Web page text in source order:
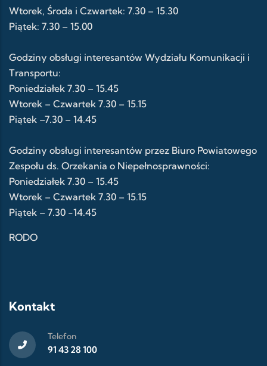
Wtorek, Środa i Czwartek: 7.30 – 15.30
Piątek: 7.30 – 15.00
Godziny obsługi interesantów Wydziału Komunikacji i
Transportu:
Poniedziałek 7.30 – 15.45
Wtorek – Czwartek 7.30 – 15.15
Piątek –7.30 – 14.45
Godziny obsługi interesantów przez Biuro Powiatowego
Zespołu ds. Orzekania o Niepełnosprawności:
Poniedziałek 7.30 – 15.45
Wtorek – Czwartek 7.30 – 15.15
Piątek – 7.30 -14.45
RODO
Kontakt
Telefon
91 43 28 100